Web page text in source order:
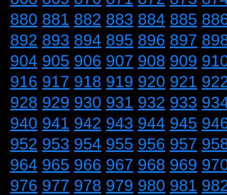
880 881 882 883 884 885
892 893 894 895 896 897
904 905 906 907 908 909
916 917 918 919 920 921
928 929 930 931 932 933
940 941 942 943 944 945
952 953 954 955 956 957
964 965 966 967 968 969
976 977 978 979 980 981